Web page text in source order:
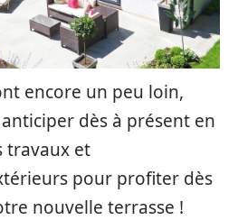
encore un peu loin,
dès à présent en
travaux et
pour profiter dès
nouvelle terrasse !